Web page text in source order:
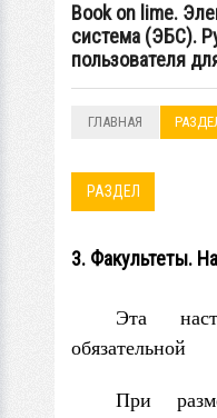
Book on lime.
система (ЭБС).
пользователя
ГЛАВНАЯ
РАЗДЕЛ
3. Факультеты.
Эта
обязательной
При